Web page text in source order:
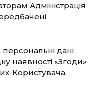
Адміністрація
персональні дані
наявності «Згоди»
Користувача.